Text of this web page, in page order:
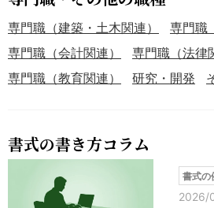
専門職（建築・土木関連）
専門職
専門職（会計関連）
専門職（法律
専門職（教育関連）
研究・開発
書式の書き方コラム
書式の
2026/